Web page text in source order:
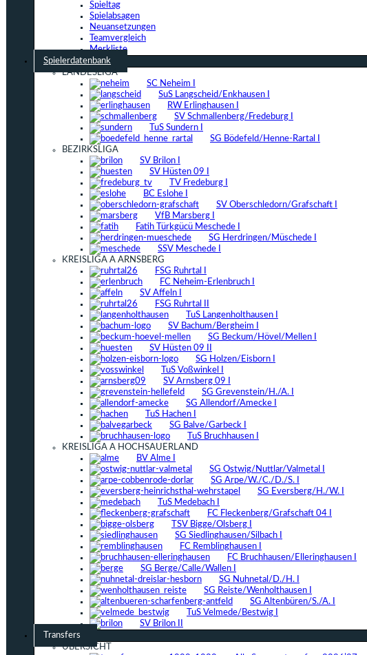
Spieltag
Spielabsagen
Neuansetzungen
Teamvergleich
Merkliste
Spielerdatenbank
LANDESLIGA
SC Neheim I
SuS Langscheid/Enkhausen I
RW Erlinghausen I
SV Schmallenberg/Fredeburg I
TuS Sundern I
SG Bödefeld/Henne-Rartal I
BEZIRKSLIGA
SV Brilon I
SV Hüsten 09 I
TV Fredeburg I
BC Eslohe I
SV Oberschledorn/Grafschaft I
VfB Marsberg I
Fatih Türkgücü Meschede I
SG Herdringen/Müschede I
SSV Meschede I
KREISLIGA A ARNSBERG
FSG Ruhrtal I
FC Neheim-Erlenbruch I
SV Affeln I
FSG Ruhrtal II
TuS Langenholthausen I
SV Bachum/Bergheim I
SG Beckum/Hövel/Mellen I
SV Hüsten 09 II
SG Holzen/Eisborn I
TuS Voßwinkel I
SV Arnsberg 09 I
SG Grevenstein/H./A. I
SG Allendorf/Amecke I
TuS Hachen I
SG Balve/Garbeck I
TuS Bruchhausen I
KREISLIGA A HOCHSAUERLAND
BV Alme I
SG Ostwig/Nuttlar/Valmetal I
SG Arpe/W./C./D./S. I
SG Eversberg/H./W. I
TuS Medebach I
FC Fleckenberg/Grafschaft 04 I
TSV Bigge/Olsberg I
SG Siedlinghausen/Silbach I
FC Remblinghausen I
FC Bruchhausen/Elleringhausen I
SG Berge/Calle/Wallen I
SG Nuhnetal/D./H. I
SG Reiste/Wenholthausen I
SG Altenbüren/S./A. I
TuS Velmede/Bestwig I
SV Brilon II
Transfers
ÜBERSICHT